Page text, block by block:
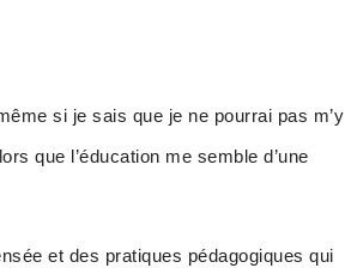
si je sais que je ne pourrai pas m’y
que l’éducation me semble d’une
et des pratiques pédagogiques qui